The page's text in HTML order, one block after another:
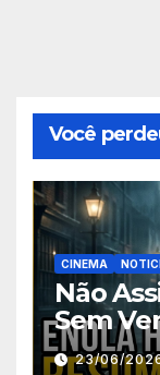
Você
CINEMA
Não
Sem
23/06/